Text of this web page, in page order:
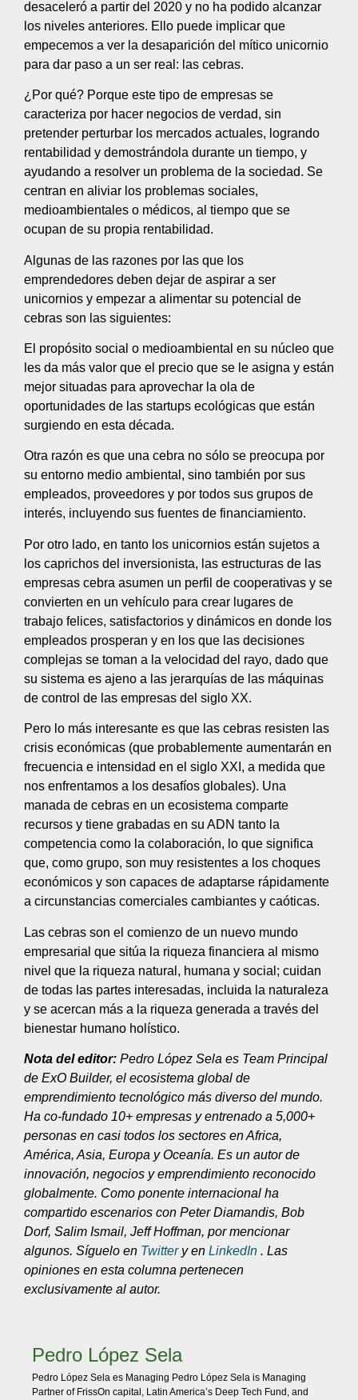
desaceleró a partir del 2020 y no ha podido alcanzar
los niveles anteriores. Ello puede implicar que
empecemos a ver la desaparición del mítico unicornio
para dar paso a un ser real: las cebras.
¿Por qué? Porque este tipo de empresas se
caracteriza por hacer negocios de verdad, sin
pretender perturbar los mercados actuales, logrando
rentabilidad y demostrándola durante un tiempo, y
ayudando a resolver un problema de la sociedad. Se
centran en aliviar los problemas sociales,
medioambientales o médicos, al tiempo que se
ocupan de su propia rentabilidad.
Algunas de las razones por las que los
emprendedores deben dejar de aspirar a ser
unicornios y empezar a alimentar su potencial de
cebras son las siguientes:
El propósito social o medioambiental en su núcleo que
les da más valor que el precio que se le asigna y están
mejor situadas para aprovechar la ola de
oportunidades de las startups ecológicas que están
surgiendo en esta década.
Otra razón es que una cebra no sólo se preocupa por
su entorno medio ambiental, sino también por sus
empleados, proveedores y por todos sus grupos de
interés, incluyendo sus fuentes de financiamiento.
Por otro lado, en tanto los unicornios están sujetos a
los caprichos del inversionista, las estructuras de las
empresas cebra asumen un perfil de cooperativas y se
convierten en un vehículo para crear lugares de
trabajo felices, satisfactorios y dinámicos en donde los
empleados prosperan y en los que las decisiones
complejas se toman a la velocidad del rayo, dado que
su sistema es ajeno a las jerarquías de las máquinas
de control de las empresas del siglo XX.
Pero lo más interesante es que las cebras resisten las
crisis económicas (que probablemente aumentarán en
frecuencia e intensidad en el siglo XXI, a medida que
nos enfrentamos a los desafíos globales). Una
manada de cebras en un ecosistema comparte
recursos y tiene grabadas en su ADN tanto la
competencia como la colaboración, lo que significa
que, como grupo, son muy resistentes a los choques
económicos y son capaces de adaptarse rápidamente
a circunstancias comerciales cambiantes y caóticas.
Las cebras son el comienzo de un nuevo mundo
empresarial que sitúa la riqueza financiera al mismo
nivel que la riqueza natural, humana y social; cuidan
de todas las partes interesadas, incluida la naturaleza
y se acercan más a la riqueza generada a través del
bienestar humano holístico.
Nota del editor: Pedro López Sela es Team Principal
de ExO Builder, el ecosistema global de
emprendimiento tecnológico más diverso del mundo.
Ha co-fundado 10+ empresas y entrenado a 5,000+
personas en casi todos los sectores en Africa,
América, Asia, Europa y Oceanía. Es un autor de
innovación, negocios y emprendimiento reconocido
globalmente. Como ponente internacional ha
compartido escenarios con Peter Diamandis, Bob
Dorf, Salim Ismail, Jeff Hoffman, por mencionar
algunos. Síguelo en Twittery en LinkedIn . Las
opiniones en esta columna pertenecen
exclusivamente al autor.
Pedro López Sela
Pedro López Sela es Managing Pedro López Sela is Managing
Partner of FrissOn capital, Latin America’s Deep Tech Fund, and